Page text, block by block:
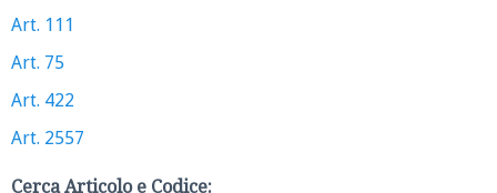
Art. 111
Art. 75
Art. 422
Art. 2557
Cerca Articolo e Codice: